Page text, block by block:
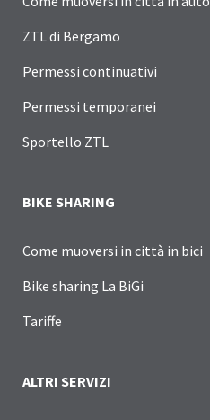
ZTL di Bergamo
Permessi continuativi
Permessi temporanei
Sportello ZTL
BIKE SHARING
Come muoversi in città in bici
Bike sharing La BiGi
Tariffe
ALTRI SERVIZI